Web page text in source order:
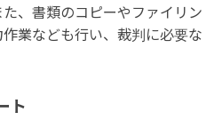
、書類のコピーやファイリン
業なども行い、裁判に必要な
ト